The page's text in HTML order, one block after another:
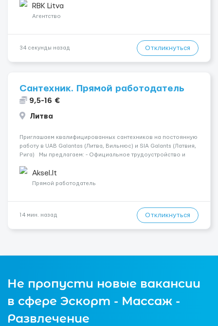
выполнение других поручений заведующего складом. ✅
Требования: ...
RBK Litva
Агентство
34 секунды назад Откликнуться
Сантехник. Прямой работодатель
9,5-16 €
Литва
Приглашаем квалифицированных сантехников на постоянную
работу в UAB Galantas (Литва, Вильнюс) и SIA Galants (Латвия,
Рига) Мы предлагаем: - Официальное трудоустройство и
плату для квалифицированного сантехника 9,5 евро/час, ...
Aksel.lt
Прямой работодатель
14 мин. назад Откликнуться
Не пропусти новые вакансии
в сфере Эскорт - Массаж -
Развлечение